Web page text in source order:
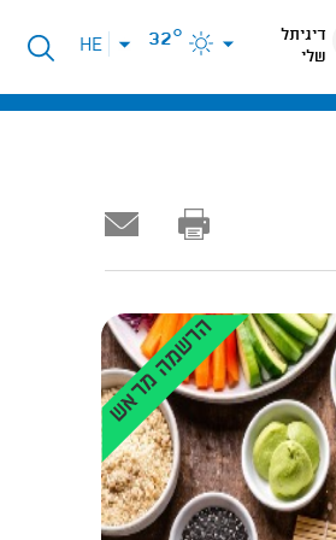
דיגיתל
שלי
32°
פתיחת
תפריט
HE
הרשמה מראש